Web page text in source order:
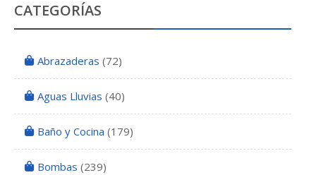
CATEGORÍAS
Abrazaderas (72)
Aguas Lluvias (40)
Baño y Cocina (179)
Bombas (239)